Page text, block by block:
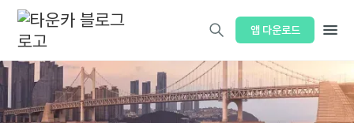
앱 다운로드